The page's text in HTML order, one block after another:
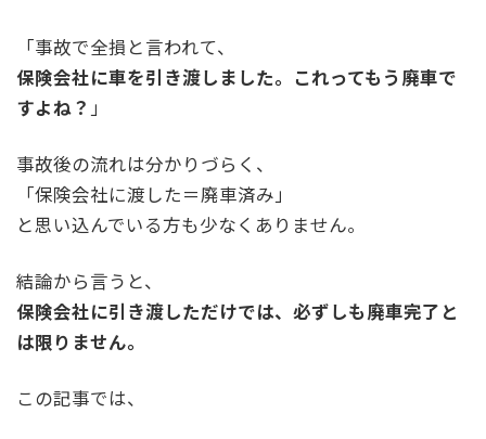
「事故で全損と言われて、
保険会社に車を引き渡しました。これってもう廃車で
すよね？ 」
事故後の流れは分かりづらく、
「保険会社に渡した＝廃車済み」
と思い込んでいる方も少なくありません。
結論から言うと、
保険会社に引き渡しただけでは、必ずしも廃車完了と
は限りません。
この記事では、